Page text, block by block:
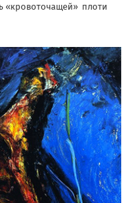
«кровоточащей» плоти